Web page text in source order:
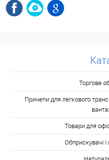
Торгове
Причепи для легкового
Товари для
Обприскувачі і